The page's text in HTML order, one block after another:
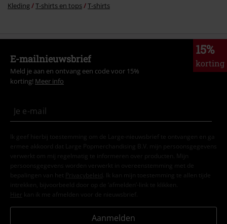
Kleding T-shirts en tops T-shirts
15%
korting
E-mailnieuwsbrief
Meld je aan en ontvang een code voor 15%
korting! Meer info
Ik geef hierbij toestemming om de Large-nieuwsbrief te ontvangen en ga
ermee akkoord dat Large Popmerchandising B.V. mijn persoonsgegevens
verwerkt om mij regelmatig te informeren over producten. Mijn
persoonsgegevens worden verwerkt in overeenstemming met de
bepalingen van het
Privacybeleid . Ik kan mijn toestemming te allen tijde
intrekken, bijvoorbeeld door op de ‘afmelden’-link te klikken.
Hier kan ik me afmelden voor de nieuwsbrief.
Aanmelden